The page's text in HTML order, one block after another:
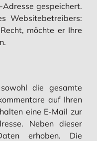
gespeichert.
Websitebetreibers:
möchte er Ihre
die gesamte
auf Ihren
eine E-Mail zur
Neben dieser
erhoben. Die